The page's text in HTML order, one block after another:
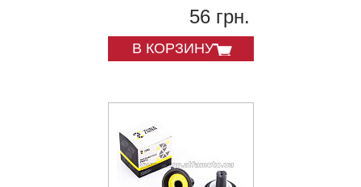
56 грн.
В КОРЗИНУ